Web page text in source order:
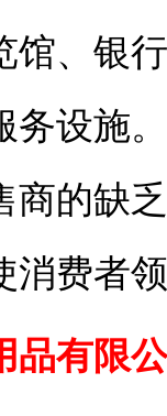
馆、银
务设施
商的缺
消费者
品有限